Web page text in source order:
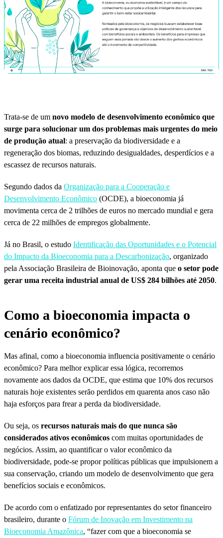
Trata-se de um novo modelo de desenvolvimento econômico que
surge para solucionar um dos problemas mais urgentes do meio
de produção atual: a preservação da biodiversidade e a
regeneração dos biomas, reduzindo desigualdades, desperdícios e a
escassez de recursos naturais.
Segundo dados da Organização para a Cooperação e
Desenvolvimento Econômico (OCDE), a bioeconomia já
movimenta cerca de 2 trilhões de euros no mercado mundial e gera
cerca de 22 milhões de empregos globalmente.
Já no Brasil, o estudo Identificação das Oportunidades e o Potencial
do Impacto da Bioeconomia para a Descarbonização, organizado
pela Associação Brasileira de Bioinovação, aponta que o setor pode
gerar uma receita industrial anual de US$ 284 bilhões até 2050.
Como a bioeconomia impacta o
cenário econômico?
Mas afinal, como a bioeconomia influencia positivamente o cenário
econômico? Para melhor explicar essa lógica, recorremos
novamente aos dados da OCDE, que estima que 10% dos recursos
naturais hoje existentes serão perdidos em quarenta anos caso não
haja esforços para frear a perda da biodiversidade.
Ou seja, os recursos naturais mais do que nunca são
considerados ativos econômicos com muitas oportunidades de
negócios. Assim, ao quantificar o valor econômico da
biodiversidade, pode-se propor políticas públicas que impulsionem a
sua conservação, criando um modelo de desenvolvimento que gera
benefícios sociais e econômicos.
De acordo com o enfatizado por representantes do setor financeiro
brasileiro, durante o Fórum de Inovação em Investimento na
Bioeconomia Amazônica, “fazer com que a bioeconomia se